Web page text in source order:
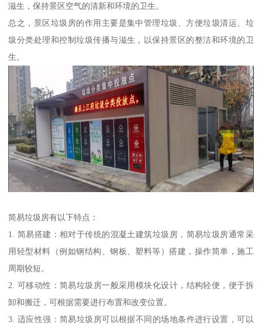
滋生，保持景区空气的清新和环境的卫生。
总之，景区垃圾房的作用主要是集中管理垃圾、方便垃圾清运、垃
圾分类处理和控制垃圾传播与滋生，以保持景区的整洁和环境的卫
生。
简易垃圾房有以下特点：
1. 简易搭建：相对于传统的混凝土建筑垃圾房，简易垃圾房通常采
用轻型材料（例如钢结构、钢板、塑料等）搭建，操作简单，施工
周期较短。
2. 可移动性：简易垃圾房一般采用模块化设计，结构轻便，便于拆
卸和搬迁，可根据需要进行布置和改变位置。
3. 适应性强：简易垃圾房可以根据不同的场地条件进行设置，可以